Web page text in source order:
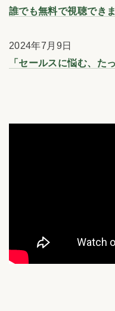
誰でも無料で視聴できま
2024年7月9日
「セールスに悩む、た